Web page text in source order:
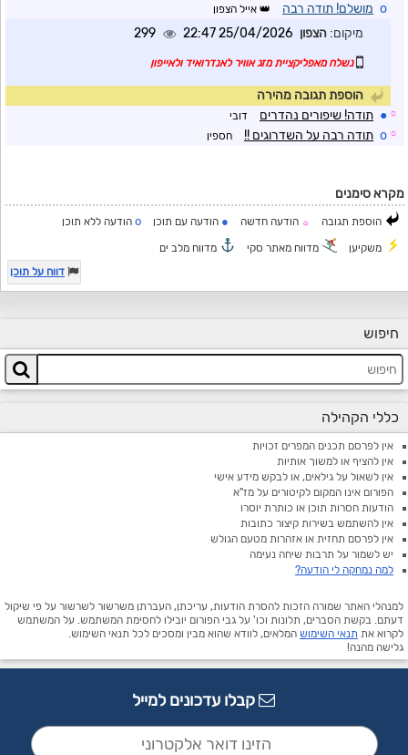
o מושלם! תודה רבה אייל הצפון
מיקום: הצפון 25/04/2026 22:47
299
נשלח מאפליקציית מזג אוויר לאנדרואיד ולאייפון
הוספת תגובה מהירה
☼
● תודה! שיפורים נהדרים דובי
☼
o תודה רבה על השדרוגים !! חספין
מקרא סימנים
הוספת תגובה ☼ הודעה חדשה ● הודעה עם תוכן o הודעה ללא תוכן
משקיען מדווח מאתר סקי
מדווח מלב ים
דווח על תוכן
חיפוש
כללי הקהילה
אין לפרסם תכנים המפרים זכויות
אין להציף או למשוך אותיות
אין לשאול על גילאים, או לבקש מידע אישי
הפורום אינו המקום לקיטורים על מז"א
הודעות חסרות תוכן או כותרת יוסרו
אין להשתמש בשירות קיצור כתובות
אין לפרסם תחזית או אזהרות מטעם הגולש
יש לשמור על תרבות שיחה נעימה
למה נמחקה לי הודעה?
למנהלי האתר שמורה הזכות להסרת הודעות, עריכתן, העברתן משרשור לשרשור על פי שיקול
דעתם. בקשת הסברים, תלונות וכו' על גבי הפורום יובילו לחסימת המשתמש. על המשתמש
לקרוא את תנאי השימוש המלאים, לוודא שהוא מבין ומסכים לכל תנאי השימוש.
גלישה מהנה!
קבלו עדכונים למייל